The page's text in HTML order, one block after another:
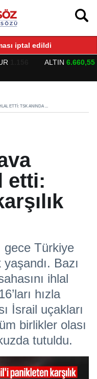
iptal edildi
ALTIN 6.660,55
ETTI: TSK ANINDA ...
etti:
gece Türkiye
Bazı
ihlal
hızla
İsrail uçakları
birlikler olası
tutuldu.